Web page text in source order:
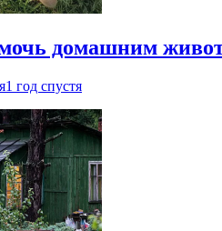
домашним
1 год спустя